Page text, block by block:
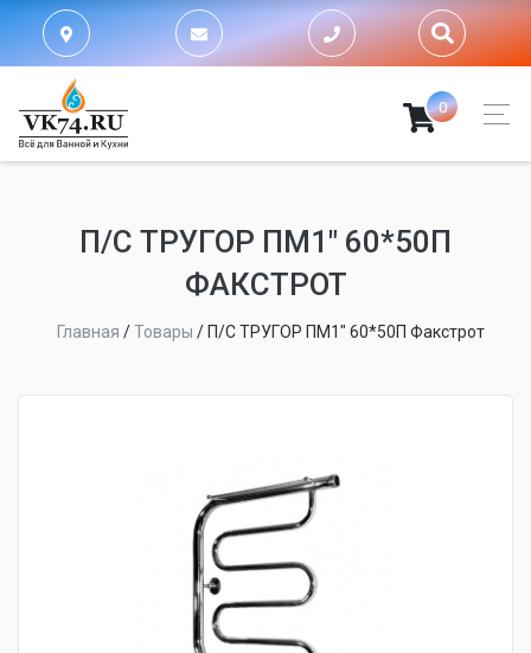
0
П/С ТРУГОР ПМ1" 60*50П
ФАКСТРОТ
Главная /Товары / П/С ТРУГОР ПМ1" 60*50П Факстрот